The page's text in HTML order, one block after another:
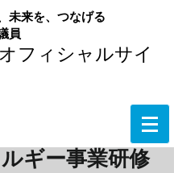
フィシャルサイ
未来を、つなげる
員
ギー事業研修